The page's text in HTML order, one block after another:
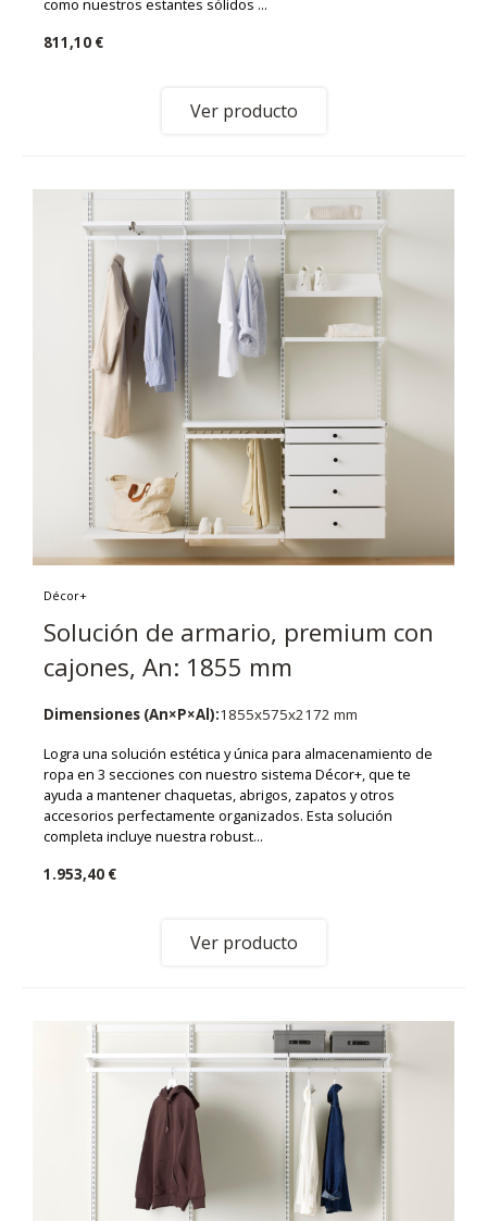
como nuestros estantes sólidos ...
811,10 €
Ver producto
Décor+
Solución de armario, premium con
cajones, An: 1855 mm
Dimensiones (An×P×Al):1855x575x2172 mm
Logra una solución estética y única para almacenamiento de
ropa en 3 secciones con nuestro sistema Décor+, que te
ayuda a mantener chaquetas, abrigos, zapatos y otros
accesorios perfectamente organizados. Esta solución
completa incluye nuestra robust...
1.953,40 €
Ver producto